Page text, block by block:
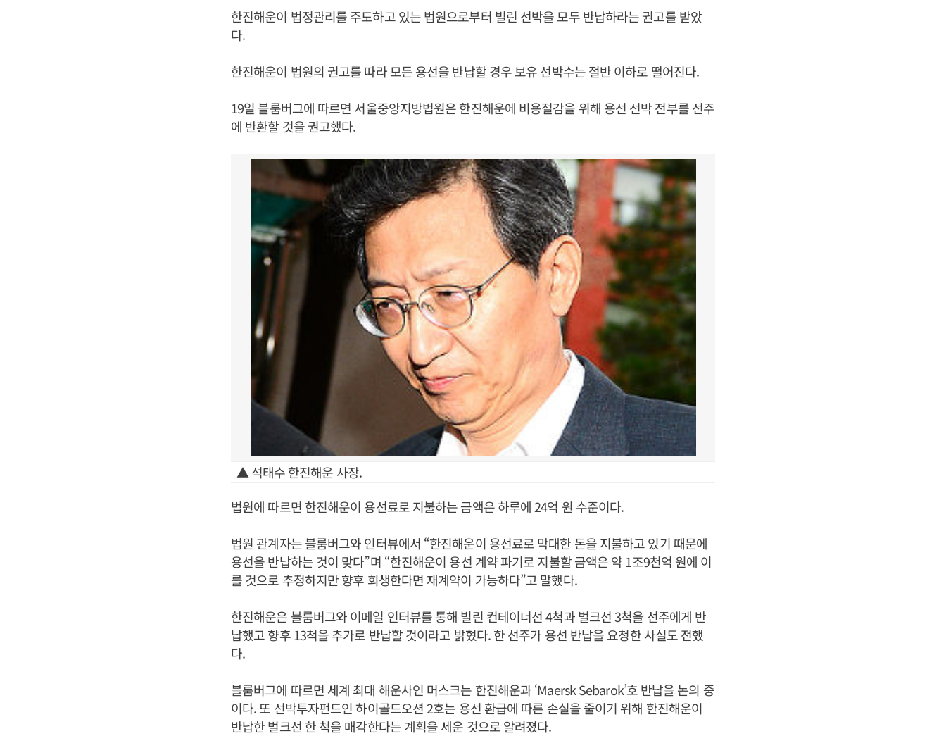
한진해운이 법정관리를 주도하고 있는 법원으로부터 빌린 선박을 모두 반납하라는 권고를 받았
다.
한진해운이 법원의 권고를 따라 모든 용선을 반납할 경우 보유 선박수는 절반 이하로 떨어진다.
19일 블룸버그에 따르면 서울중앙지방법원은 한진해운에 비용절감을 위해 용선 선박 전부를 선주
에 반환할 것을 권고했다.
▲ 석태수 한진해운 사장.
법원에 따르면 한진해운이 용선료로 지불하는 금액은 하루에 24억 원 수준이다.
법원 관계자는 블룸버그와 인터뷰에서 “한진해운이 용선료로 막대한 돈을 지불하고 있기 때문에
용선을 반납하는 것이 맞다”며 “한진해운이 용선 계약 파기로 지불할 금액은 약 1조9천억 원에 이
를 것으로 추정하지만 향후 회생한다면 재계약이 가능하다”고 말했다.
한진해운은 블룸버그와 이메일 인터뷰를 통해 빌린 컨테이너선 4척과 벌크선 3척을 선주에게 반
납했고 향후 13척을 추가로 반납할 것이라고 밝혔다. 한 선주가 용선 반납을 요청한 사실도 전했
다.
블룸버그에 따르면 세계 최대 해운사인 머스크는 한진해운과 ‘Maersk Sebarok’호 반납을 논의 중
이다. 또 선박투자펀드인 하이골드오션 2호는 용선 환급에 따른 손실을 줄이기 위해 한진해운이
반납한 벌크선 한 척을 매각한다는 계획을 세운 것으로 알려졌다.